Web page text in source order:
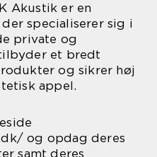
Akustik er en
specialiserer sig i
private og
et bredt
og sikrer høj
appel.
og opdag deres
samt deres